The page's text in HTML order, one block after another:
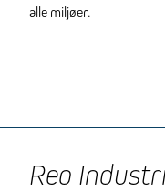
alle miljøer.
Reo